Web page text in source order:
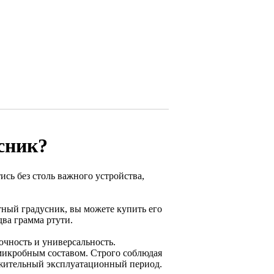
без столь важного устройства,
градусник, вы можете купить его
грамма ртути.
и универсальность.
составом. Строго соблюдая
эксплуатационный период.